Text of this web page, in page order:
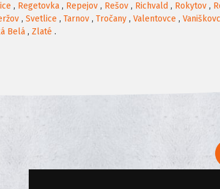
, Regetovka , Repejov , Rešov , Richvald , Rokytov ,
, Svetlice , Tarnov , Tročany , Valentovce ,
Belá , Zlaté .